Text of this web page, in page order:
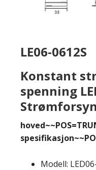
LE06-0612S
Konstant
spenning
Modell: